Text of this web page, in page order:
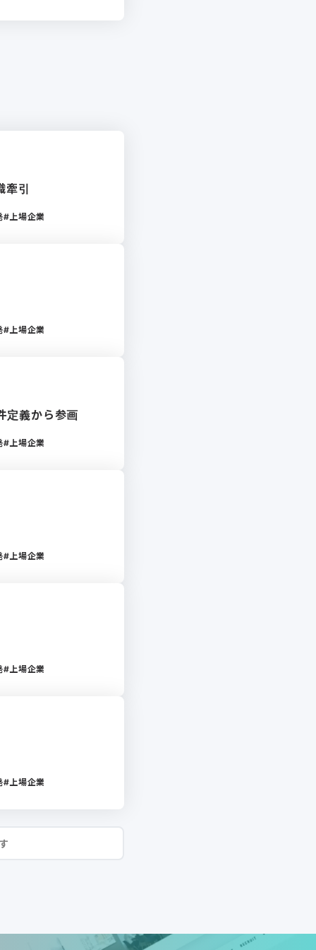
牽引
上場企業
上場企業
定義から参画
上場企業
上場企業
上場企業
上場企業